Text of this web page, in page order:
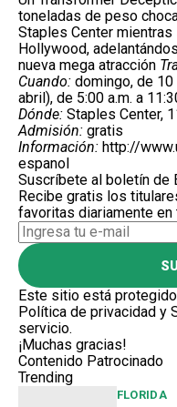
toneladas de peso
Staples Center
Hollywood,
nueva mega atracción
Cuando: domingo, de 10
abril), de 5:00 a.m. a
Dónde: Staples Center,
Admisión: gratis
Información: http://
espanol
Suscríbete al boletín de
Recibe gratis los
favoritas diariamente en
Este sitio está
Política de privacidad y
servicio.
¡Muchas gracias!
Contenido Patrocinado
Trending
FLORIDA